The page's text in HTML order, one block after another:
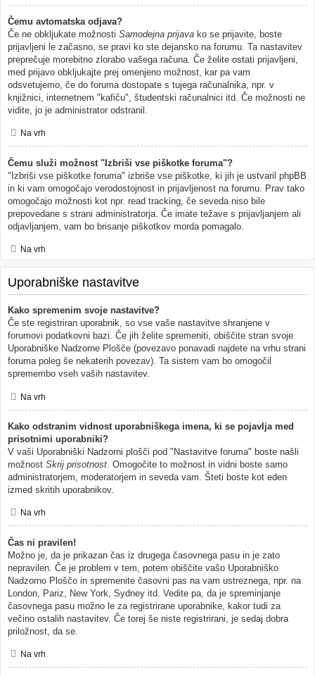
Čemu avtomatska odjava?
Če ne obkljukate možnosti Samodejna prijava ko se prijavite, boste
prijavljeni le začasno, se pravi ko ste dejansko na forumu. Ta nastavitev
preprečuje morebitno zlorabo vašega računa. Če želite ostati prijavljeni,
med prijavo obkljukajte prej omenjeno možnost, kar pa vam
odsvetujemo, če do foruma dostopate s tujega računalnika, npr. v
knjižnici, internetnem "kafiču", študentski računalnici itd. Če možnosti ne
vidite, jo je administrator odstranil.
Na vrh
Čemu služi možnost "Izbriši vse piškotke foruma"?
"Izbriši vse piškotke foruma" izbriše vse piškotke, ki jih je ustvaril phpBB
in ki vam omogočajo verodostojnost in prijavljenost na forumu. Prav tako
omogočajo možnosti kot npr. read tracking, če seveda niso bile
prepovedane s strani administratorja. Če imate težave s prijavljanjem ali
odjavljanjem, vam bo brisanje piškotkov morda pomagalo.
Na vrh
Uporabniške nastavitve
Kako spremenim svoje nastavitve?
Če ste registriran uporabnik, so vse vaše nastavitve shranjene v
forumovi podatkovni bazi. Če jih želite spremeniti, obiščite stran svoje
Uporabniške Nadzorne Plošče (povezavo ponavadi najdete na vrhu strani
foruma poleg še nekaterih povezav). Ta sistem vam bo omogočil
spremembo vseh vaših nastavitev.
Na vrh
Kako odstranim vidnost uporabniškega imena, ki se pojavlja med
prisotnimi uporabniki?
V vaši Uporabniški Nadzorni plošči pod "Nastavitve foruma" boste našli
možnost Skrij prisotnost . Omogočite to možnost in vidni boste samo
administratorjem, moderatorjem in seveda vam. Šteti boste kot eden
izmed skritih uporabnikov.
Na vrh
Čas ni pravilen!
Možno je, da je prikazan čas iz drugega časovnega pasu in je zato
nepravilen. Če je problem v tem, potem obiščite vašo Uporabniško
Nadzorno Ploščo in spremenite časovni pas na vam ustreznega, npr. na
London, Pariz, New York, Sydney itd. Vedite pa, da je spreminjanje
časovnega pasu možno le za registrirane uporabnike, kakor tudi za
večino ostalih nastavitev. Če torej še niste registrirani, je sedaj dobra
priložnost, da se.
Na vrh